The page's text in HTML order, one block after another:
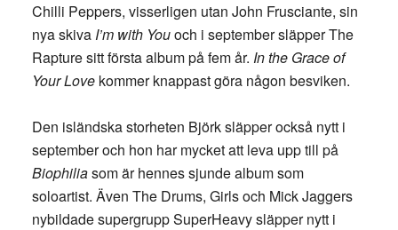
Chilli Peppers, visserligen utan John Frusciante, sin
nya skiva I’m with Youoch i september släpper The
Rapture sitt första album på fem år. In the Grace of
Your Lovekommer knappast göra någon besviken.
Den isländska storheten Björk släpper också nytt i
september och hon har mycket att leva upp till på
Biophiliasom är hennes sjunde album som
soloartist. Även The Drums, Girls och Mick Jaggers
nybildade supergrupp SuperHeavy släpper nytt i